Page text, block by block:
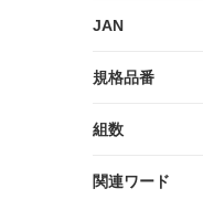
JAN
規格品番
組数
関連ワード